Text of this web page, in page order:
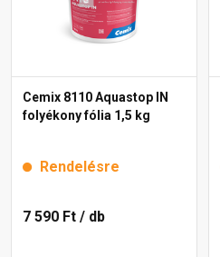
Cemix 8110 Aquastop IN
folyékony fólia 1,5 kg
Rendelésre
7 590 Ft / db